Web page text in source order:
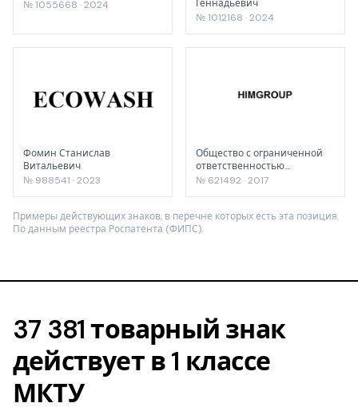
№ 1055668 · 2024
Геннадьевич
№ 1012168 · 2024
Фомин Станислав
Витальевич
№ 988541 · 2023
Общество с ограниченной
ответственностью
"КОМПАНИЯ "ХИМ ГРУПП"
№ 621492 · 2017
Примеры действующих знаков, в перечне которых есть эта позиция.
По данным реестра Роспатента (ФИПС).
37 381 товарный знак
действует в 1 классе
МКТУ